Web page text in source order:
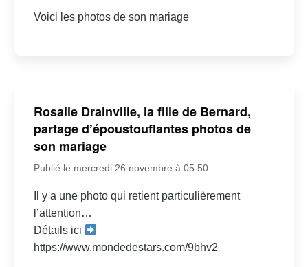
Voici les photos de son mariage
Rosalie Drainville, la fille de Bernard,
partage d’époustouflantes photos de
son mariage
Publié le mercredi 26 novembre à 05:50
Il y a une photo qui retient particulièrement
l’attention…
Détails ici
https://www.mondedestars.com/9bhv2